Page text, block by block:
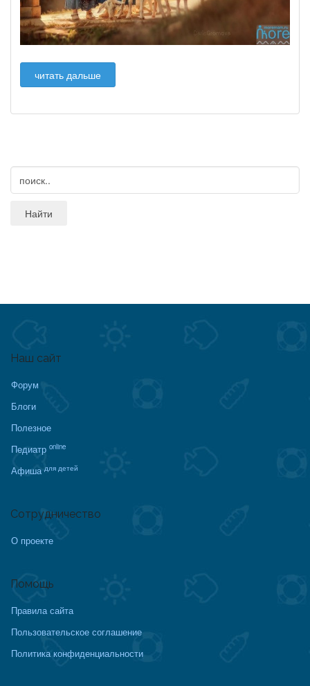
читать дальше
Наш сайт
Форум
Блоги
Полезное
Педиатр online
Афиша для детей
Сотрудничество
О проекте
Помощь
Правила сайта
Пользовательское соглашение
Политика конфиденциальности